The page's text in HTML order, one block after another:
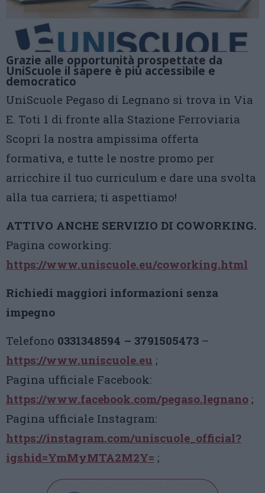
Grazie alle opportunità prospettate da
UniScuole il sapere è più accessibile e
democratico
UniScuole Pegaso di Legnano si trova in Via
E. Toti 1 di fronte alla Stazione Ferroviaria
Scopri la nostra ampissima offerta
formativa, e tutte le nostre promo per
arricchire il tuo curriculum e dare una svolta
alla tua carriera; ti aspettiamo!
ATTIVO ANCHE SERVIZIO DI COWORKING.
Pagina coworking:
https://www.uniscuole.eu/coworking.html
Richiedi maggiori informazioni senza
impegno
Telefono 0331348594 – 3791505473 –
https://www.uniscuole.eu ;
Pagina ufficiale Facebook:
https://www.facebook.com/pegaso.legnano ;
Pagina ufficiale Instagram:
https://instagram.com/uniscuole_official?
igshid=YmMyMTA2M2Y= ;